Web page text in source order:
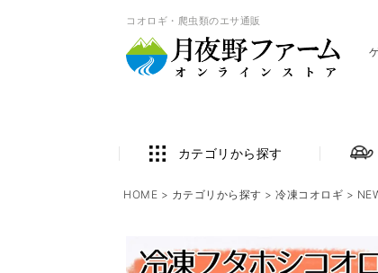
コオロギ・爬虫類のエサ通販
カテゴリから探す
HOME カテゴリから探す 冷凍コオロギ